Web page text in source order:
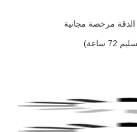
مرخصة مجانية